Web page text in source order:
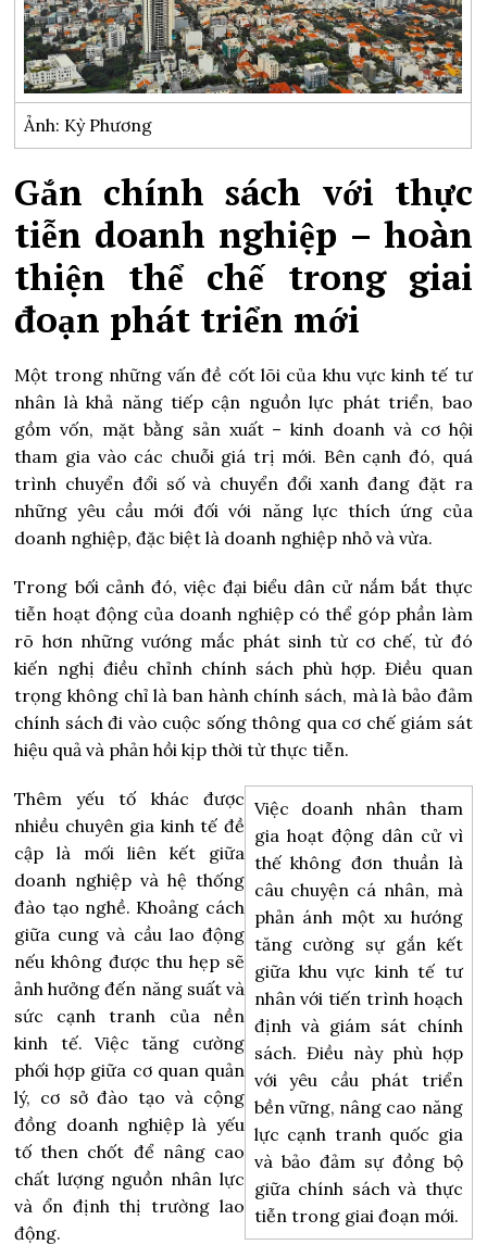
Ảnh: Kỳ Phương
Gắn chính sách với thực
tiễn doanh nghiệp – hoàn
thiện thể chế trong giai
đoạn phát triển mới
Một trong những vấn đề cốt lõi của khu vực kinh tế tư
nhân là khả năng tiếp cận nguồn lực phát triển, bao
gồm vốn, mặt bằng sản xuất – kinh doanh và cơ hội
tham gia vào các chuỗi giá trị mới. Bên cạnh đó, quá
trình chuyển đổi số và chuyển đổi xanh đang đặt ra
những yêu cầu mới đối với năng lực thích ứng của
doanh nghiệp, đặc biệt là doanh nghiệp nhỏ và vừa.
Trong bối cảnh đó, việc đại biểu dân cử nắm bắt thực
tiễn hoạt động của doanh nghiệp có thể góp phần làm
rõ hơn những vướng mắc phát sinh từ cơ chế, từ đó
kiến nghị điều chỉnh chính sách phù hợp. Điều quan
trọng không chỉ là ban hành chính sách, mà là bảo đảm
chính sách đi vào cuộc sống thông qua cơ chế giám sát
hiệu quả và phản hồi kịp thời từ thực tiễn.
Việc doanh nhân tham
gia hoạt động dân cử vì
thế không đơn thuần là
câu chuyện cá nhân, mà
phản ánh một xu hướng
tăng cường sự gắn kết
giữa khu vực kinh tế tư
nhân với tiến trình hoạch
định và giám sát chính
sách. Điều này phù hợp
với yêu cầu phát triển
bền vững, nâng cao năng
lực cạnh tranh quốc gia
và bảo đảm sự đồng bộ
giữa chính sách và thực
tiễn trong giai đoạn mới.
Thêm yếu tố khác được
nhiều chuyên gia kinh tế đề
cập là mối liên kết giữa
doanh nghiệp và hệ thống
đào tạo nghề. Khoảng cách
giữa cung và cầu lao động
nếu không được thu hẹp sẽ
ảnh hưởng đến năng suất và
sức cạnh tranh của nền
kinh tế. Việc tăng cường
phối hợp giữa cơ quan quản
lý, cơ sở đào tạo và cộng
đồng doanh nghiệp là yếu
tố then chốt để nâng cao
chất lượng nguồn nhân lực
và ổn định thị trường lao
động.